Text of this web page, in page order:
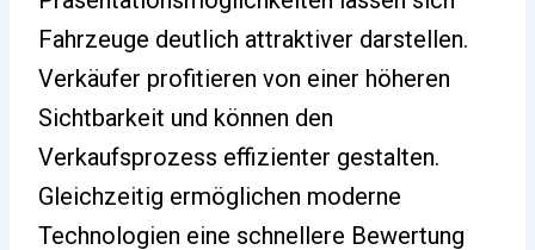
Fahrzeuge deutlich attraktiver darstellen.
Verkäufer profitieren von einer höheren
Sichtbarkeit und können den
Verkaufsprozess effizienter gestalten.
Gleichzeitig ermöglichen moderne
Technologien eine schnellere Bewertung